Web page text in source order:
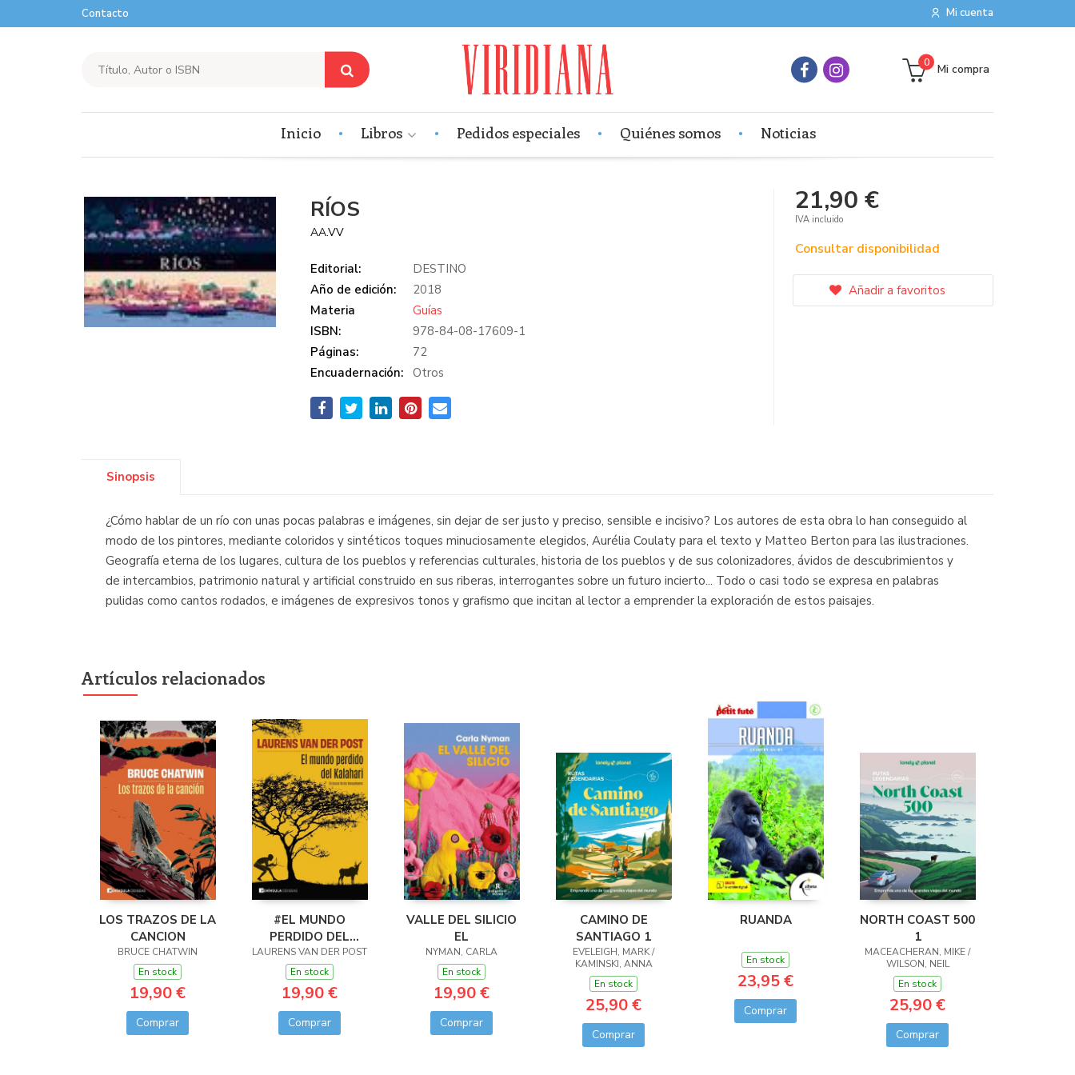
Mi cuenta
Contacto
Mi compra
0
Inicio Libros Pedidos especiales Quiénes somos Noticias
RÍOS
AA.VV
Editorial:
DESTINO
Año de edición:
2018
Materia
Guías
ISBN:
978-84-08-17609-1
Páginas:
72
Encuadernación:
Otros
21,90 €
IVA incluido
Consultar disponibilidad
Añadir a favoritos
Sinopsis
¿Cómo hablar de un río con unas pocas palabras e imágenes, sin dejar de ser justo y preciso, sensible e incisivo? Los autores de esta obra lo han conseguido al
modo de los pintores, mediante coloridos y sintéticos toques minuciosamente elegidos, Aurélia Coulaty para el texto y Matteo Berton para las ilustraciones.
Geografía eterna de los lugares, cultura de los pueblos y referencias culturales, historia de los pueblos y de sus colonizadores, ávidos de descubrimientos y
de intercambios, patrimonio natural y artificial construido en sus riberas, interrogantes sobre un futuro incierto... Todo o casi todo se expresa en palabras
pulidas como cantos rodados, e imágenes de expresivos tonos y grafismo que incitan al lector a emprender la exploración de estos paisajes.
Artículos relacionados
LOS TRAZOS DE LA
CANCION
BRUCE CHATWIN
En stock
19,90 €
Comprar
#EL MUNDO
PERDIDO DEL
KALAHARI
LAURENS VAN DER POST
En stock
19,90 €
Comprar
VALLE DEL SILICIO
EL
NYMAN, CARLA
En stock
19,90 €
Comprar
CAMINO DE
SANTIAGO 1
EVELEIGH, MARK /
KAMINSKI, ANNA
En stock
25,90 €
Comprar
RUANDA
En stock
23,95 €
Comprar
NORTH COAST 500
1
MACEACHERAN, MIKE /
WILSON, NEIL
En stock
25,90 €
Comprar